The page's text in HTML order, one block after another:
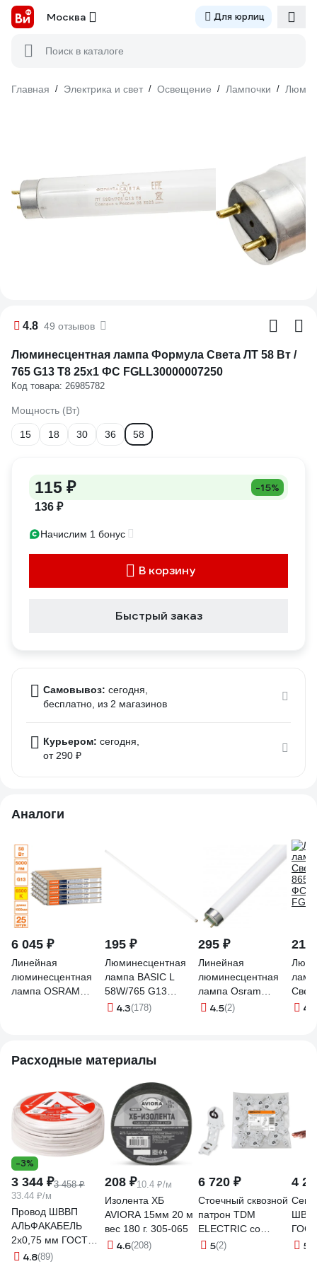
Москва Для юрлиц
Поиск в каталоге
Главная / Электрика и свет / Освещение / Лампочки /
4.8 49 отзывов
Люминесцентная лампа Формула Света ЛТ 58 Вт /
765 G13 T8 25x1 ФС FGLL30000007250
Код товара: 26985782
Мощность (Вт)
15 18 30 36 58
115 ₽ -15%
136 ₽
Начислим 1 бонус
В корзину
Быстрый заказ
Самовывоз: сегодня,
бесплатно , из 2 магазинов
Курьером: сегодня,
от 290 ₽
Аналоги
6 045 ₽
Линейная
люминесцентная
лампа OSRAM
195 ₽
Люминесцентная
лампа BASIC L
58W/765 G13
OSRAM
4.3(178)
295 ₽
Линейная
люминесцентная
лампа Osram
LUMILUX T8 58Вт
4.5(2)
211
8654.5
Расходные материалы
-3%
3 344 ₽3 458 ₽
33.44 ₽/м
Провод ШВВП
АЛЬФАКАБЕЛЬ
2х0,75 мм ГОСТ
100 м 05142
4.8(89)
208 ₽10.4 ₽/м
Изолента ХБ
AVIORA 15мм 20 м
вес 180 г. 305-065
4.6(208)
6 720 ₽
Стоечный сквозной
патрон TDM
ELECTRIC со
стартеродержателем
5(2)
4
5